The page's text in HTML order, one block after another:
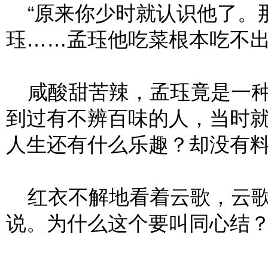
“原来你少时就认识他了
珏……孟珏他吃菜根本吃不
咸酸甜苦辣，孟珏竟是一
到过有不辨百味的人，当时
人生还有什么乐趣？却没有
红衣不解地看着云歌，云
说。为什么这个要叫同心结